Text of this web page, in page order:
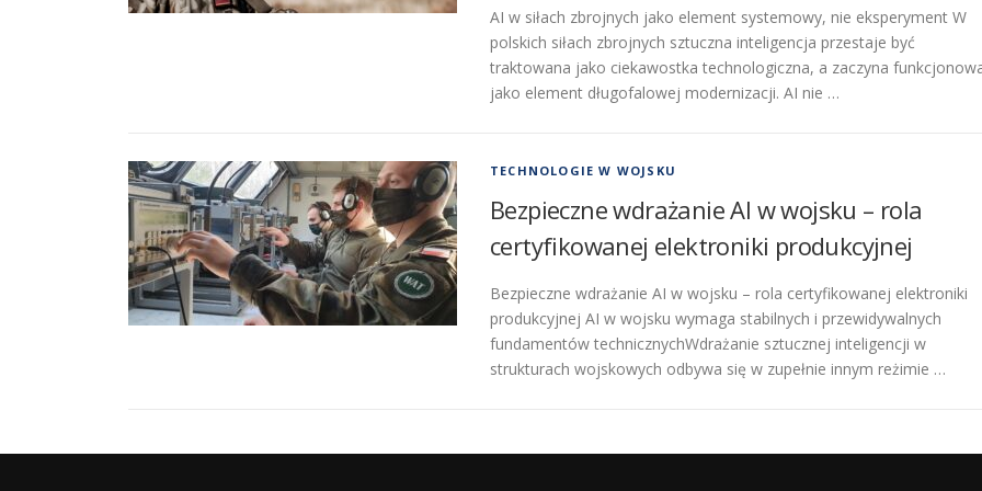
AI w siłach zbrojnych jako element systemowy, nie eksperyment W
polskich siłach zbrojnych sztuczna inteligencja przestaje być
traktowana jako ciekawostka technologiczna, a zaczyna
jako element długofalowej modernizacji. AI nie …
TECHNOLOGIE W WOJSKU
Bezpieczne wdrażanie AI w wojsku – rola
certyfikowanej elektroniki produkcyjnej
Bezpieczne wdrażanie AI w wojsku – rola certyfikowanej elektroniki
produkcyjnej AI w wojsku wymaga stabilnych i przewidywalnych
fundamentów technicznychWdrażanie sztucznej inteligencji w
strukturach wojskowych odbywa się w zupełnie innym reżimie …